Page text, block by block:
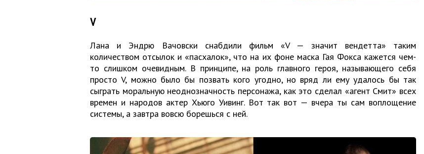
V
Лана и Эндрю Вачовски снабдили фильм «V — значит вендетта» таким
количеством отсылок и «пасхалок», что на их фоне маска Гая Фокса кажется чем-
то слишком очевидным. В принципе, на роль главного героя, называющего себя
просто V, можно было бы позвать кого угодно, но вряд ли ему удалось бы так
сыграть моральную неоднозначность персонажа, как это сделал «агент Смит» всех
времен и народов актер Хьюго Уивинг. Вот так вот — вчера ты сам воплощение
системы, а завтра вовсю борешься с ней.